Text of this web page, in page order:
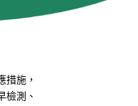
措施，
檢測、